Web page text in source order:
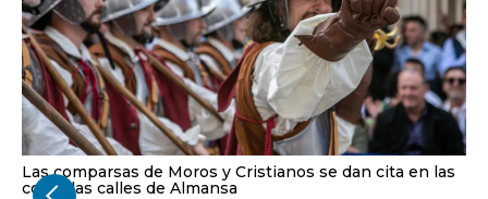
Las comparsas de Moros y Cristianos se dan cita en las
coloridas calles de Almansa